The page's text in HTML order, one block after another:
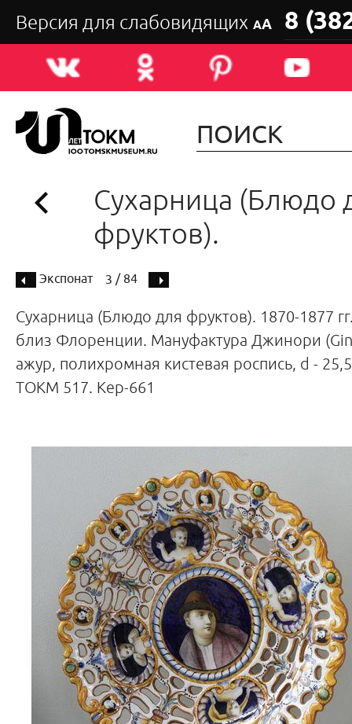
Версия для слабовидящих АА 8
Сухарница (Блюдо
фруктов).
Экспонат 3 / 84
Сухарница (Блюдо для фруктов). 1870-1877
близ Флоренции. Мануфактура Джинори
ажур, полихромная кистевая роспись, d -
ТОКМ 517. Кер-661